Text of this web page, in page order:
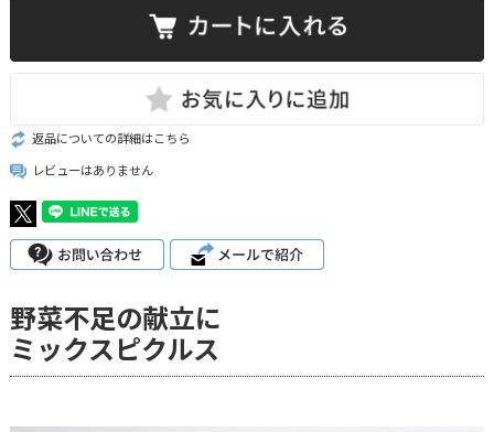
返品についての詳細はこちら
レビューはありません
野菜不足の献立に
ミックスピクルス